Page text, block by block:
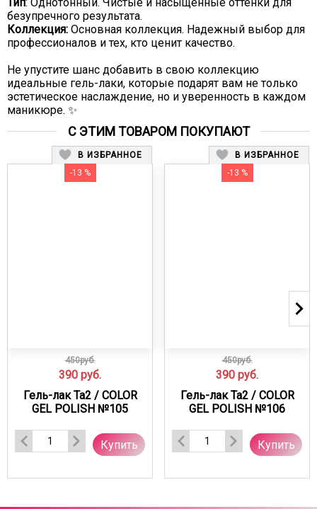
безупречного результата.
Коллекция: Основная коллекция. Надежный выбор для
профессионалов и тех, кто ценит качество.
Не упустите шанс добавить в свою коллекцию
идеальные гель-лаки, которые подарят вам не только
эстетическое наслаждение, но и уверенность в каждом
маникюре. ✨
С ЭТИМ ТОВАРОМ ПОКУПАЮТ
В ИЗБРАННОЕ
-13 %
450руб.
390 руб.
Гель-лак Ta2 / COLOR
GEL POLISH №105
Купить
В ИЗБРАННОЕ
-13 %
450руб.
390 руб.
Гель-лак Ta2 / COLOR
GEL POLISH №106
Купить